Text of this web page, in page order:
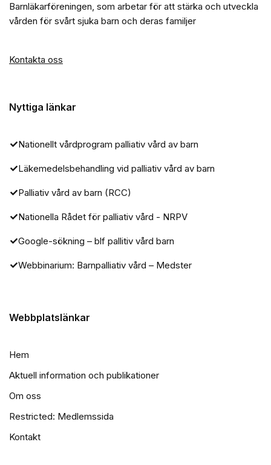
Barnläkarföreningen, som arbetar för att stärka och utveckla
vården för svårt sjuka barn och deras familjer
Kontakta oss
Nyttiga länkar
Nationellt vårdprogram palliativ vård av barn
Läkemedelsbehandling vid palliativ vård av barn
Palliativ vård av barn (RCC)
Nationella Rådet för palliativ vård - NRPV
Google-sökning – blf pallitiv vård barn
Webbinarium: Barnpalliativ vård – Medster
Webbplatslänkar
Hem
Aktuell information och publikationer
Om oss
Restricted: Medlemssida
Kontakt